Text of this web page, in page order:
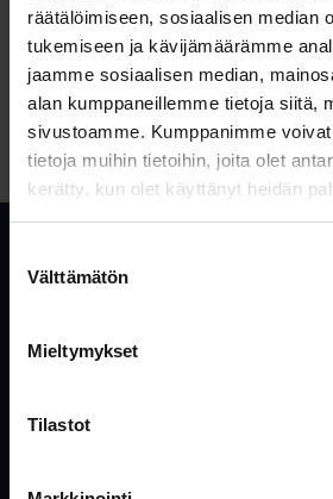
räätälöimiseen, sosiaalisen median
tukemiseen ja kävijämäärämme
jaamme sosiaalisen median,
alan kumppaneillemme tietoja siitä,
sivustoamme. Kumppanimme
tietoja muihin tietoihin, joita olet
kerätty, kun olet käyttänyt heidän
valinta
Välttämätön
Mieltymykset
Tilastot
Condition
View details
Global, independent transformer supplier.
transformers with the industry’s fastest